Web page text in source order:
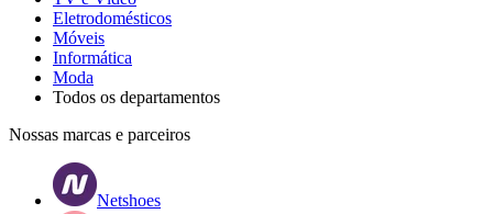
Eletrodomésticos
Móveis
Informática
Moda
Todos os departamentos
Nossas marcas e parceiros
Netshoes